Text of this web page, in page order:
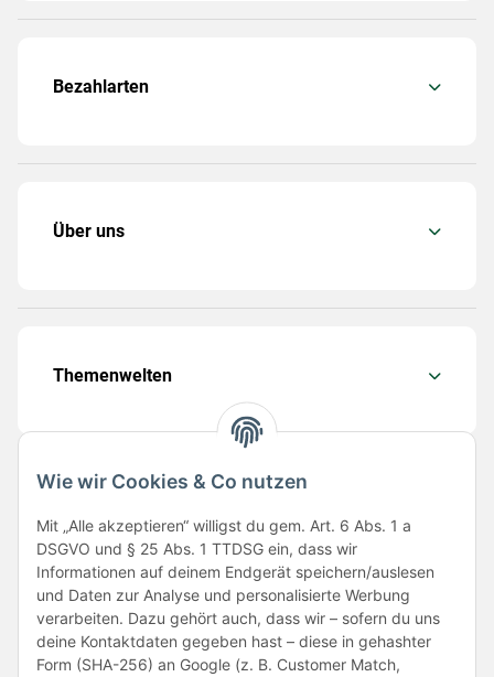
Wie wir Cookies & Co nutzen
Mit „Alle akzeptieren“ willigst du gem. Art. 6 Abs. 1 a
DSGVO und § 25 Abs. 1 TTDSG ein, dass wir
Informationen auf deinem Endgerät speichern/auslesen
und Daten zur Analyse und personalisierte Werbung
verarbeiten. Dazu gehört auch, dass wir – sofern du uns
deine Kontaktdaten gegeben hast – diese in gehashter
Form (SHA-256) an Google (z. B. Customer Match,
Bezahlarten
Über uns
Themenwelten
Folge uns